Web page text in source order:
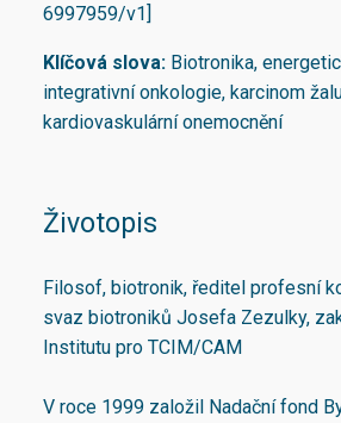
6997959/v1]
Klíčová slova: Biotronika,
integrativní onkologie, karcinom
kardiovaskulární onemocnění
Životopis
Filosof, biotronik, ředitel profesní
svaz biotroniků Josefa Zezulky,
Institutu pro TCIM/CAM
V roce 1999 založil Nadační fond